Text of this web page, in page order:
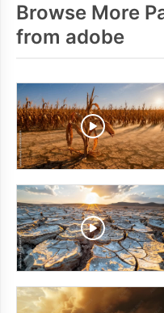
Browse More
from adobe